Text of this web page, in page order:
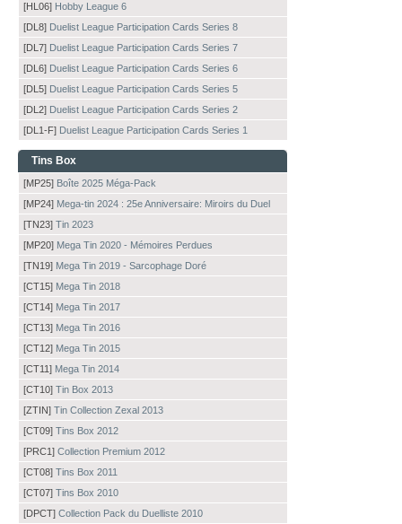
[HL06] Hobby League 6
[DL8] Duelist League Participation Cards Series 8
[DL7] Duelist League Participation Cards Series 7
[DL6] Duelist League Participation Cards Series 6
[DL5] Duelist League Participation Cards Series 5
[DL2] Duelist League Participation Cards Series 2
[DL1-F] Duelist League Participation Cards Series 1
Tins Box
[MP25] Boîte 2025 Méga-Pack
[MP24] Mega-tin 2024 : 25e Anniversaire: Miroirs du Duel
[TN23] Tin 2023
[MP20] Mega Tin 2020 - Mémoires Perdues
[TN19] Mega Tin 2019 - Sarcophage Doré
[CT15] Mega Tin 2018
[CT14] Mega Tin 2017
[CT13] Mega Tin 2016
[CT12] Mega Tin 2015
[CT11] Mega Tin 2014
[CT10] Tin Box 2013
[ZTIN] Tin Collection Zexal 2013
[CT09] Tins Box 2012
[PRC1] Collection Premium 2012
[CT08] Tins Box 2011
[CT07] Tins Box 2010
[DPCT] Collection Pack du Duelliste 2010